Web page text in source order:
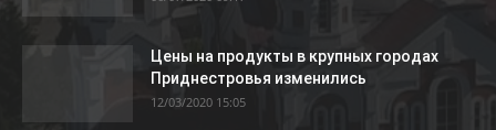
Цены на продукты в крупных городах
Приднестровья изменились
12/03/2020 15:05